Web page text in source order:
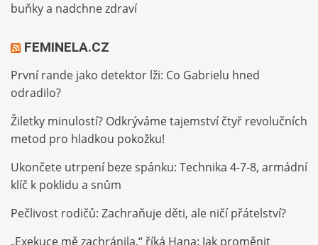
buňky a nadchne zdraví
FEMINELA.CZ
První rande jako detektor lži: Co Gabrielu hned
odradilo?
Žiletky minulostí? Odkrýváme tajemství čtyř revolučních
metod pro hladkou pokožku!
Ukončete utrpení beze spánku: Technika 4-7-8, armádní
klíč k poklidu a snům
Pečlivost rodičů: Zachraňuje děti, ale ničí přátelství?
„Exekuce mě zachránila,“ říká Hana: Jak proměnit